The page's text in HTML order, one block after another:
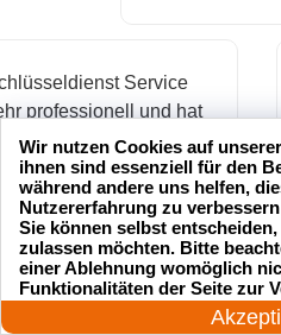
Service
und hat
schnell geöffnet. Ich
empfehlen.
24 Stunden am Tag
Wir nutzen Cookies auf
ihnen sind essenziell für den
während andere uns helfen,
Nutzererfahrung zu
Sie können selbst
zulassen möchten. Bitte
einer Ablehnung womöglich
Funktionalitäten der Seite zur